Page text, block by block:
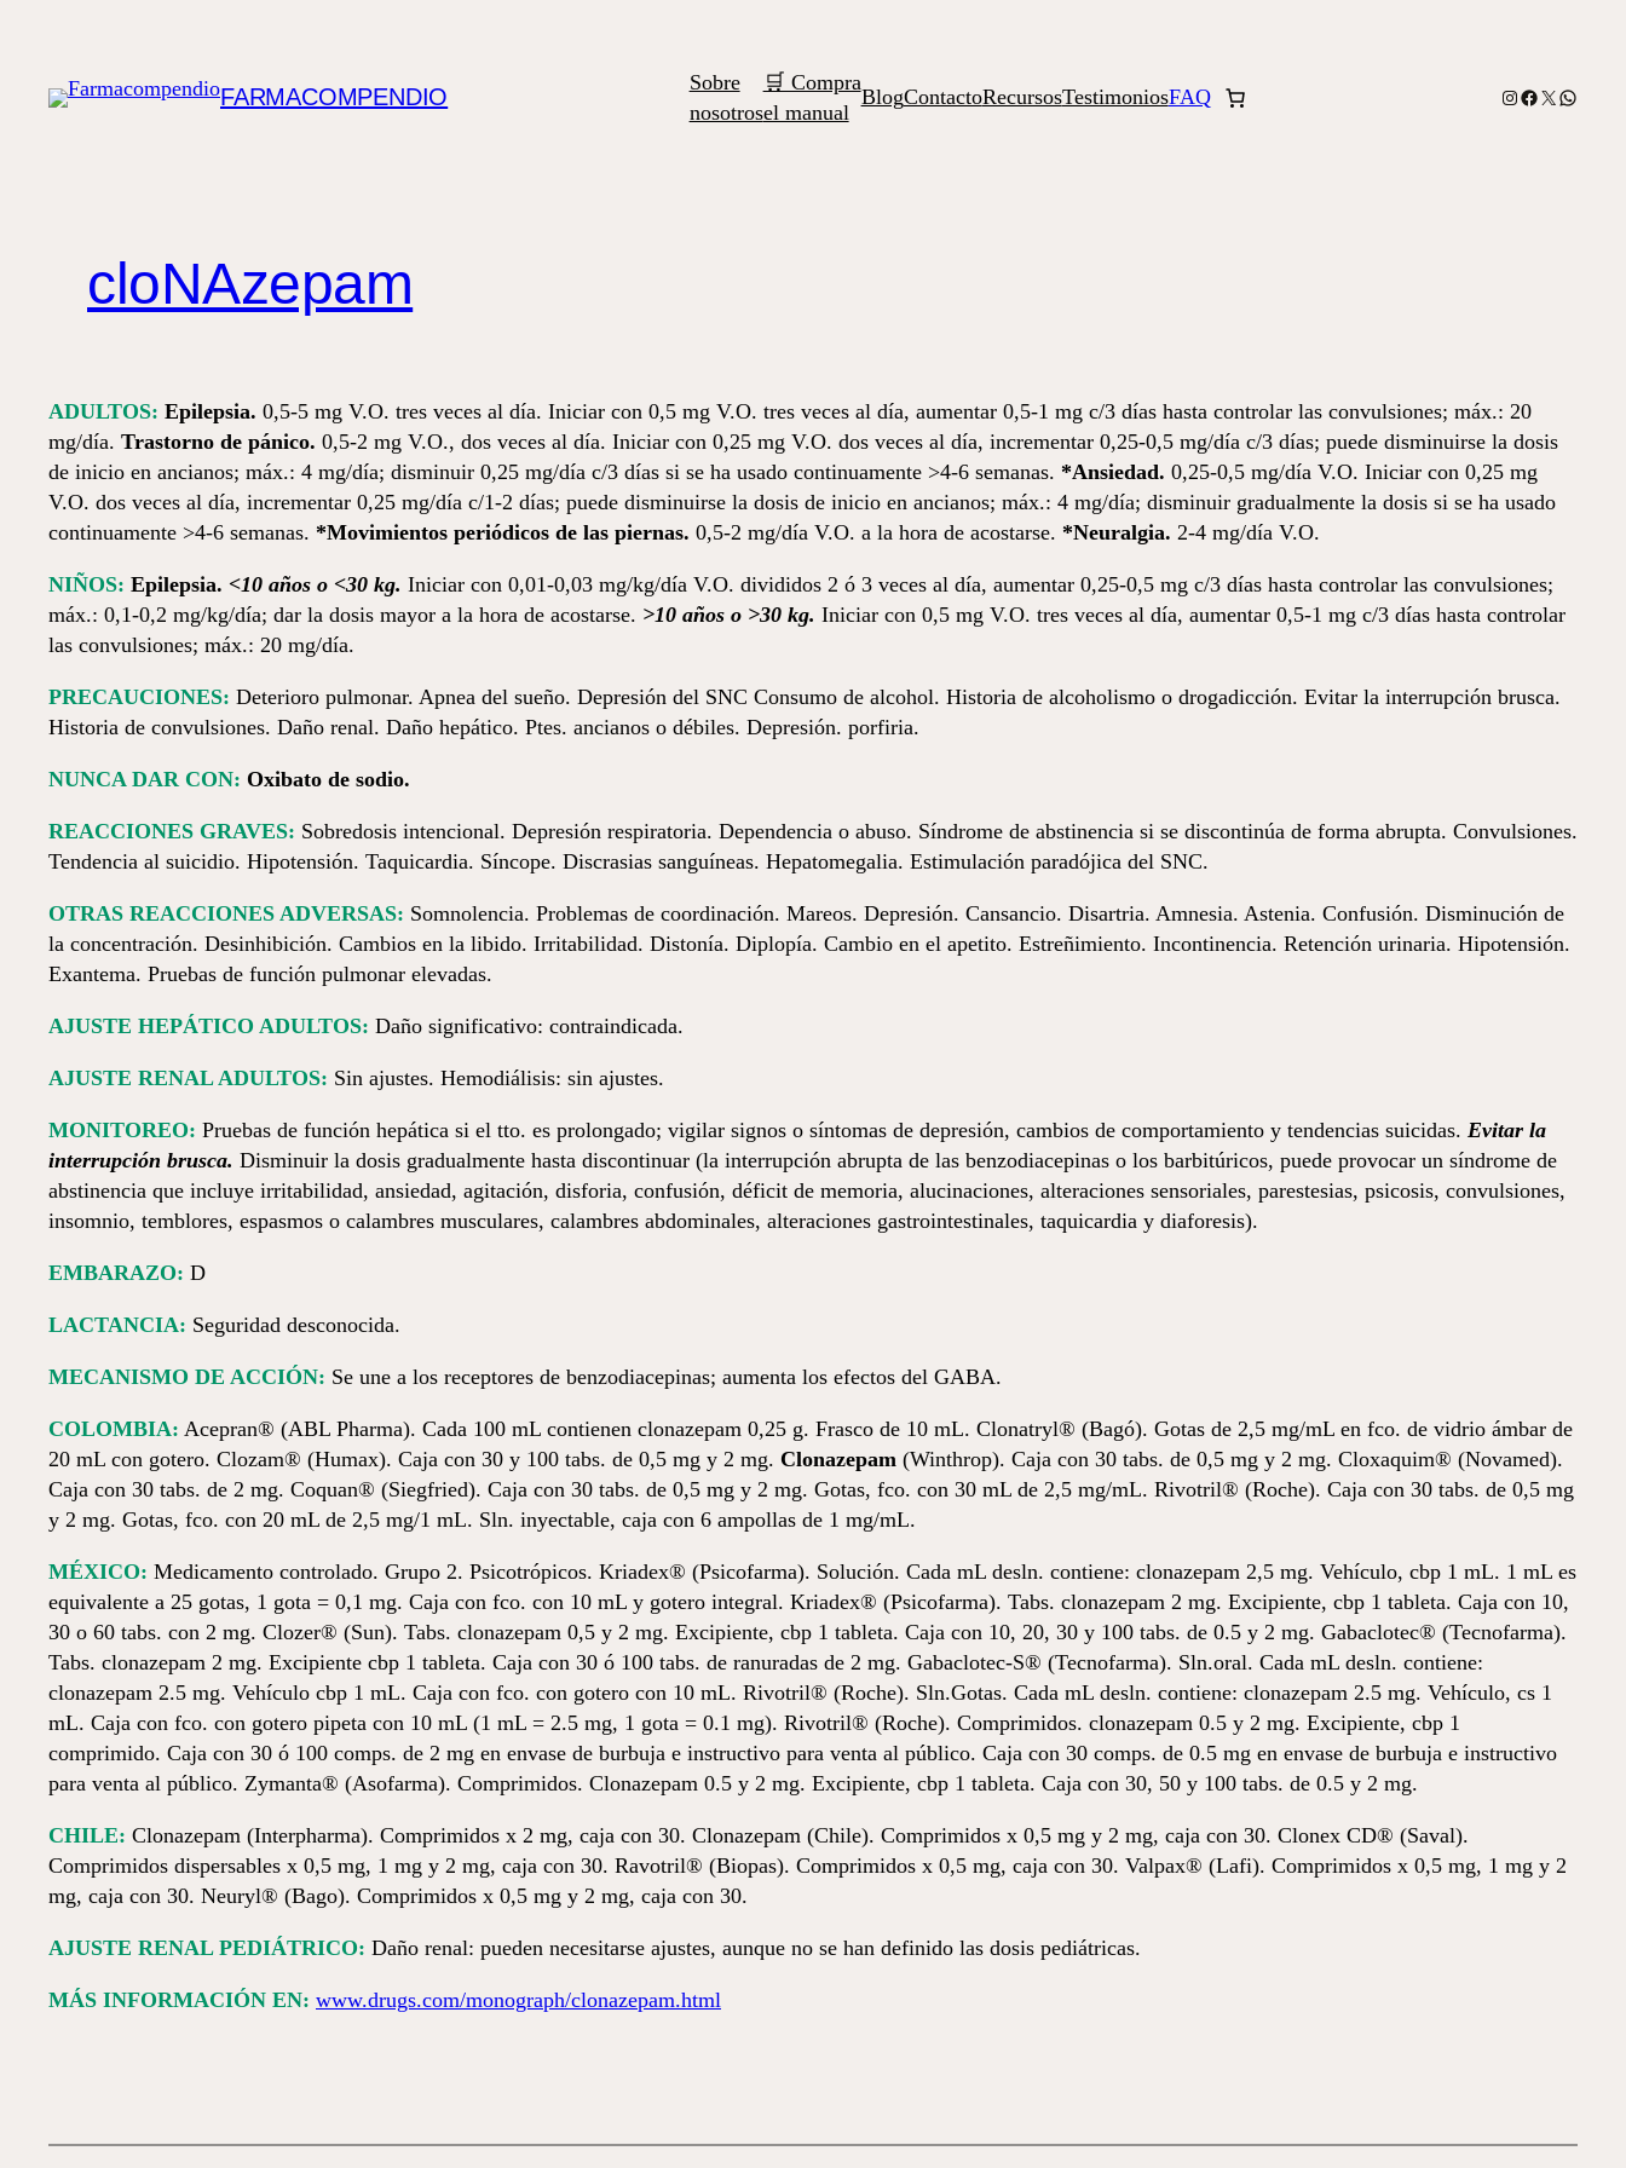
contenido
FARMACOMPENDIO
Sobre
nosotros
🛒 Compra
el manual
BlogContactoRecursosTestimoniosFAQ Instagram
Facebook
X
cloNAzepam
ADULTOS: Epilepsia. 0,5-5 mg V.O. tres veces al día. Iniciar con 0,5 mg V.O. tres veces al día, aumentar 0,5-1 mg c/3 días hasta controlar las convulsiones; máx.: 20
mg/día. Trastorno de pánico. 0,5-2 mg V.O., dos veces al día. Iniciar con 0,25 mg V.O. dos veces al día, incrementar 0,25-0,5 mg/día c/3 días; puede disminuirse la dosis
de inicio en ancianos; máx.: 4 mg/día; disminuir 0,25 mg/día c/3 días si se ha usado continuamente >4-6 semanas. *Ansiedad. 0,25-0,5 mg/día V.O. Iniciar con 0,25 mg
V.O. dos veces al día, incrementar 0,25 mg/día c/1-2 días; puede disminuirse la dosis de inicio en ancianos; máx.: 4 mg/día; disminuir gradualmente la dosis si se ha usado
continuamente >4-6 semanas. *Movimientos periódicos de las piernas. 0,5-2 mg/día V.O. a la hora de acostarse. *Neuralgia. 2-4 mg/día V.O.
NIÑOS: Epilepsia. <10 años o <30 kg. Iniciar con 0,01-0,03 mg/kg/día V.O. divididos 2 ó 3 veces al día, aumentar 0,25-0,5 mg c/3 días hasta controlar las convulsiones;
máx.: 0,1-0,2 mg/kg/día; dar la dosis mayor a la hora de acostarse. >10 años o >30 kg. Iniciar con 0,5 mg V.O. tres veces al día, aumentar 0,5-1 mg c/3 días hasta controlar
las convulsiones; máx.: 20 mg/día.
PRECAUCIONES: Deterioro pulmonar. Apnea del sueño. Depresión del SNC Consumo de alcohol. Historia de alcoholismo o drogadicción. Evitar la interrupción brusca.
Historia de convulsiones. Daño renal. Daño hepático. Ptes. ancianos o débiles. Depresión. porfiria.
NUNCA DAR CON: Oxibato de sodio.
REACCIONES GRAVES: Sobredosis intencional. Depresión respiratoria. Dependencia o abuso. Síndrome de abstinencia si se discontinúa de forma abrupta. Convulsiones.
Tendencia al suicidio. Hipotensión. Taquicardia. Síncope. Discrasias sanguíneas. Hepatomegalia. Estimulación paradójica del SNC.
OTRAS REACCIONES ADVERSAS: Somnolencia. Problemas de coordinación. Mareos. Depresión. Cansancio. Disartria. Amnesia. Astenia. Confusión. Disminución de
la concentración. Desinhibición. Cambios en la libido. Irritabilidad. Distonía. Diplopía. Cambio en el apetito. Estreñimiento. Incontinencia. Retención urinaria. Hipotensión.
Exantema. Pruebas de función pulmonar elevadas.
AJUSTE HEPÁTICO ADULTOS: Daño significativo: contraindicada.
AJUSTE RENAL ADULTOS: Sin ajustes. Hemodiálisis: sin ajustes.
MONITOREO: Pruebas de función hepática si el tto. es prolongado; vigilar signos o síntomas de depresión, cambios de comportamiento y tendencias suicidas. Evitar la
interrupción brusca. Disminuir la dosis gradualmente hasta discontinuar (la interrupción abrupta de las benzodiacepinas o los barbitúricos, puede provocar un síndrome de
abstinencia que incluye irritabilidad, ansiedad, agitación, disforia, confusión, déficit de memoria, alucinaciones, alteraciones sensoriales, parestesias, psicosis, convulsiones,
insomnio, temblores, espasmos o calambres musculares, calambres abdominales, alteraciones gastrointestinales, taquicardia y diaforesis).
EMBARAZO: D
LACTANCIA: Seguridad desconocida.
MECANISMO DE ACCIÓN: Se une a los receptores de benzodiacepinas; aumenta los efectos del GABA.
COLOMBIA: Acepran® (ABL Pharma). Cada 100 mL contienen clonazepam 0,25 g. Frasco de 10 mL. Clonatryl® (Bagó). Gotas de 2,5 mg/mL en fco. de vidrio ámbar de
20 mL con gotero. Clozam® (Humax). Caja con 30 y 100 tabs. de 0,5 mg y 2 mg. Clonazepam (Winthrop). Caja con 30 tabs. de 0,5 mg y 2 mg. Cloxaquim® (Novamed).
Caja con 30 tabs. de 2 mg. Coquan® (Siegfried). Caja con 30 tabs. de 0,5 mg y 2 mg. Gotas, fco. con 30 mL de 2,5 mg/mL. Rivotril® (Roche). Caja con 30 tabs. de 0,5 mg
y 2 mg. Gotas, fco. con 20 mL de 2,5 mg/1 mL. Sln. inyectable, caja con 6 ampollas de 1 mg/mL.
MÉXICO: Medicamento controlado. Grupo 2. Psicotrópicos. Kriadex® (Psicofarma). Solución. Cada mL desln. contiene: clonazepam 2,5 mg. Vehículo, cbp 1 mL. 1 mL es
equivalente a 25 gotas, 1 gota = 0,1 mg. Caja con fco. con 10 mL y gotero integral. Kriadex® (Psicofarma). Tabs. clonazepam 2 mg. Excipiente, cbp 1 tableta. Caja con 10,
30 o 60 tabs. con 2 mg. Clozer® (Sun). Tabs. clonazepam 0,5 y 2 mg. Excipiente, cbp 1 tableta. Caja con 10, 20, 30 y 100 tabs. de 0.5 y 2 mg. Gabaclotec® (Tecnofarma).
Tabs. clonazepam 2 mg. Excipiente cbp 1 tableta. Caja con 30 ó 100 tabs. de ranuradas de 2 mg. Gabaclotec-S® (Tecnofarma). Sln.oral. Cada mL desln. contiene:
clonazepam 2.5 mg. Vehículo cbp 1 mL. Caja con fco. con gotero con 10 mL. Rivotril® (Roche). Sln.Gotas. Cada mL desln. contiene: clonazepam 2.5 mg. Vehículo, cs 1
mL. Caja con fco. con gotero pipeta con 10 mL (1 mL = 2.5 mg, 1 gota = 0.1 mg). Rivotril® (Roche). Comprimidos. clonazepam 0.5 y 2 mg. Excipiente, cbp 1
comprimido. Caja con 30 ó 100 comps. de 2 mg en envase de burbuja e instructivo para venta al público. Caja con 30 comps. de 0.5 mg en envase de burbuja e instructivo
para venta al público. Zymanta® (Asofarma). Comprimidos. Clonazepam 0.5 y 2 mg. Excipiente, cbp 1 tableta. Caja con 30, 50 y 100 tabs. de 0.5 y 2 mg.
CHILE: Clonazepam (Interpharma). Comprimidos x 2 mg, caja con 30. Clonazepam (Chile). Comprimidos x 0,5 mg y 2 mg, caja con 30. Clonex CD® (Saval).
Comprimidos dispersables x 0,5 mg, 1 mg y 2 mg, caja con 30. Ravotril® (Biopas). Comprimidos x 0,5 mg, caja con 30. Valpax® (Lafi). Comprimidos x 0,5 mg, 1 mg y 2
mg, caja con 30. Neuryl® (Bago). Comprimidos x 0,5 mg y 2 mg, caja con 30.
AJUSTE RENAL PEDIÁTRICO: Daño renal: pueden necesitarse ajustes, aunque no se han definido las dosis pediátricas.
MÁS INFORMACIÓN EN: www.drugs.com/monograph/clonazepam.html